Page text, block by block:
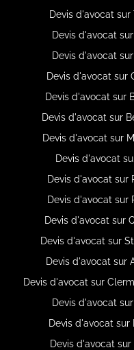
Devis d'avocat
Devis d'avocat
Devis d'avocat
Devis d'avocat sur
Devis d'avocat sur
Devis d'avocat sur
Devis d'avocat sur
Devis d'avocat
Devis d'avocat sur
Devis d'avocat sur
Devis d'avocat sur
Devis d'avocat sur
Devis d'avocat sur
Devis d'avocat sur
Devis d'avocat
Devis d'avocat
Devis d'avocat